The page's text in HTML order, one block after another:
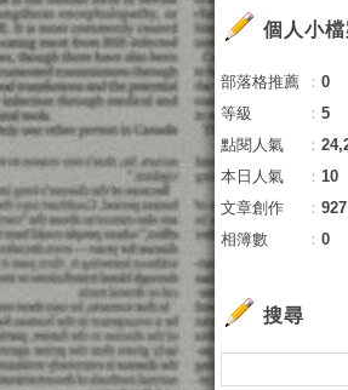
個人小
部落格推薦 ： 0
等級
： 5
點閱人氣
：
本日人氣
： 10
文章創作
： 927
相簿數
： 0
搜尋